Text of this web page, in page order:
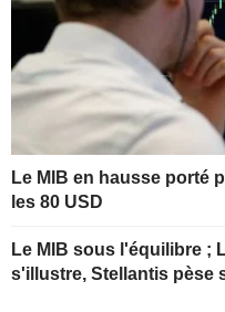
Le MIB en hausse porté
les 80 USD
Le MIB sous l'équilibre ;
s'illustre, Stellantis pèse